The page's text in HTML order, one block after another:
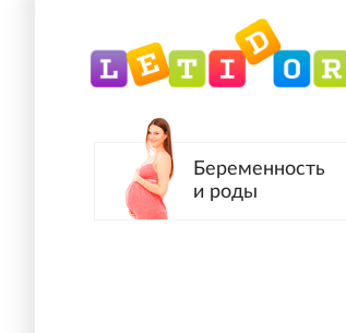
Беременность
и роды